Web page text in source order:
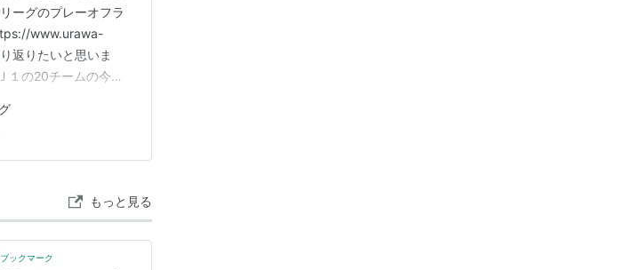
ーグのプレーオフラ
www.urawa-
返りたいと思いま
１の20チームの今大
ームの立ち位置を把
もっと見る
ブックマーク